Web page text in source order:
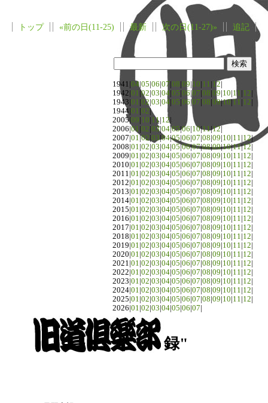
トップ «前の日(11-25) 最新 次の日(11-27)» 追記
1941| 04 05 06 07 08 09 10 11 12
1942| 01 02 03 04 05 06 |07 08 09 10 11 12
1943| 01 02 03 04 05 06 |07 08 09|10 11 12
1944| 01 02 |
2005|09 10 11 12
2006| 01 02 03|04|05|06 10|11|12
2007| 01|02 03|04|05 06 07 08 09 10 11 12|
2008| 01 02 03 04 05|06|07|08|09|10|11|12
2009| 01 02 03 04 05 06 07 08 09 10 11 12
2010| 01 02 03 04 05 06 07 08 09 10 11 12
2011| 01 02 03 04 05 06 07 08 09 10 11 12
2012| 01 02 03 04 05 06 07 08 09 10 11 12
2013| 01 02 03 04 05 06 07 08 09 10 11 12
2014| 01 02 03 04 05 06 07 08 09 10 11 12
2015| 01 02 03 04 05 06 07 08 09 10 11 12
2016| 01 02 03 04 05 06 07 08 09 10 11 12
2017| 01 02 03 04 05 06 07 08 09 10 11 12
2018| 01 02 03 04 05 06 07 08 09 10 11 12
2019| 01 02 03 04 05 06 07 08 09 10 11 12
2020| 01 02 03 04 05 06 07 08 09 10 11 12
2021| 01 02 03 04 05 06 07 08 09 10 11 12
2022| 01 02 03 04 05 06 07 08 09 10 11 12
2023| 01 02 03 04 05 06 07 08 09 10 11 12
2024| 01 02 03 04 05 06 07 08 09 10 11 12
2025| 01 02 03 04 05 06 07 08 09 10 11 12
2026| 01 02 03 04 05 06 07
録"